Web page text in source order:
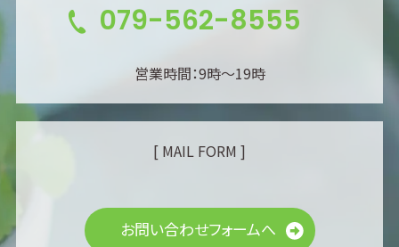
079-562-8555
営業時間：9時～19時
[ MAIL FORM ]
お問い合わせフォームへ